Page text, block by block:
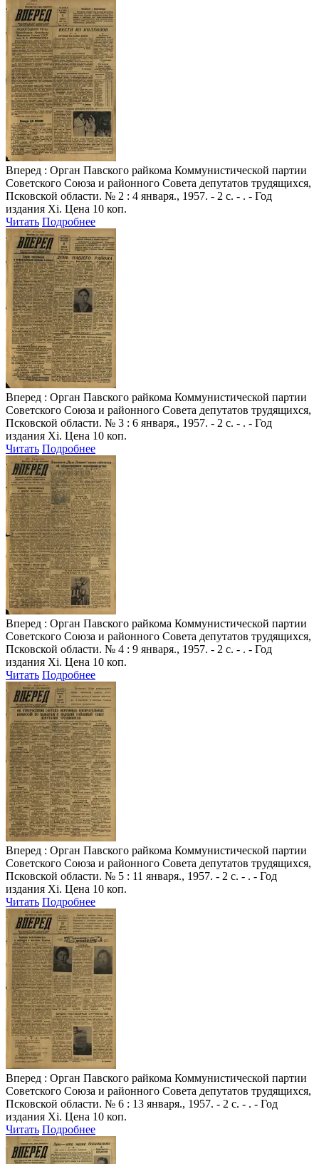
Вперед : Орган Павского райкома Коммунистической партии
Советского Союза и районного Совета депутатов трудящихся,
Псковской области. № 2 : 4 января., 1957. - 2 с. - . - Год
издания Xi. Цена 10 коп.
Читать Подробнее
Вперед : Орган Павского райкома Коммунистической партии
Советского Союза и районного Совета депутатов трудящихся,
Псковской области. № 3 : 6 января., 1957. - 2 с. - . - Год
издания Xi. Цена 10 коп.
Читать Подробнее
Вперед : Орган Павского райкома Коммунистической партии
Советского Союза и районного Совета депутатов трудящихся,
Псковской области. № 4 : 9 января., 1957. - 2 с. - . - Год
издания Xi. Цена 10 коп.
Читать Подробнее
Вперед : Орган Павского райкома Коммунистической партии
Советского Союза и районного Совета депутатов трудящихся,
Псковской области. № 5 : 11 января., 1957. - 2 с. - . - Год
издания Xi. Цена 10 коп.
Читать Подробнее
Вперед : Орган Павского райкома Коммунистической партии
Советского Союза и районного Совета депутатов трудящихся,
Псковской области. № 6 : 13 января., 1957. - 2 с. - . - Год
издания Xi. Цена 10 коп.
Читать Подробнее